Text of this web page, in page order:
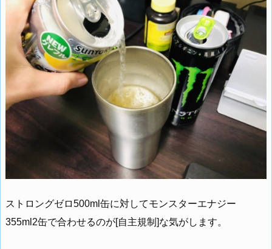
ストロングゼロ500ml缶に対してモンスターエナジー
355ml2缶で合わせるのが[自主規制]な気がします。